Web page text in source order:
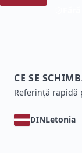
CE SE
Referință rapidă
DINLetonia